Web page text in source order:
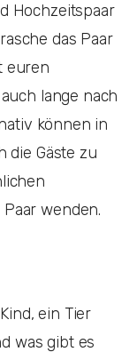
Hochzeitspaar
das Paar
euren
lange nach
können in
die Gäste zu
wenden.
ein Tier
was gibt es